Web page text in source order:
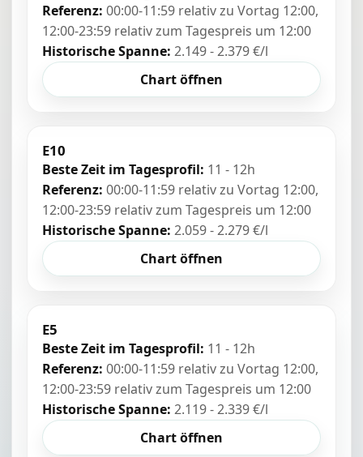
Referenz: 00:00-11:59 relativ zu Vortag 12:00,
12:00-23:59 relativ zum Tagespreis um 12:00
Historische Spanne: 2.149 - 2.379 €/l
Chart öffnen
E10
Beste Zeit im Tagesprofil: 11 - 12h
Referenz: 00:00-11:59 relativ zu Vortag 12:00,
12:00-23:59 relativ zum Tagespreis um 12:00
Historische Spanne: 2.059 - 2.279 €/l
Chart öffnen
E5
Beste Zeit im Tagesprofil: 11 - 12h
Referenz: 00:00-11:59 relativ zu Vortag 12:00,
12:00-23:59 relativ zum Tagespreis um 12:00
Historische Spanne: 2.119 - 2.339 €/l
Chart öffnen